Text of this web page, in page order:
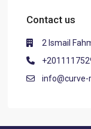
Contact us
2 Ismail